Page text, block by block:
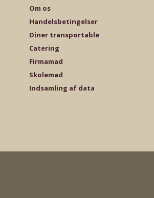
Om os
Handelsbetingelser
Diner transportable
Catering
Firmamad
Skolemad
Indsamling af data